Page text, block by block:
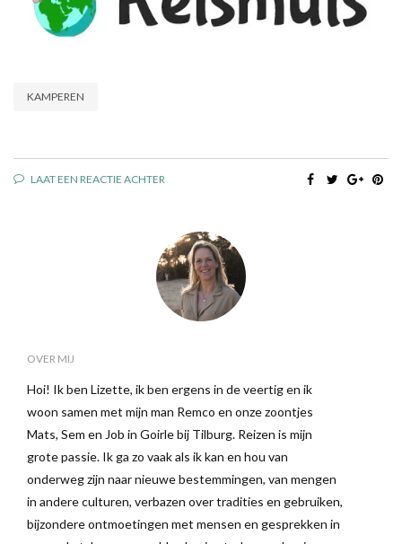
KAMPEREN
LAAT EEN REACTIE ACHTER
OVER MIJ
Hoi! Ik ben Lizette, ik ben ergens in de veertig en ik
woon samen met mijn man Remco en onze zoontjes
Mats, Sem en Job in Goirle bij Tilburg. Reizen is mijn
grote passie. Ik ga zo vaak als ik kan en hou van
onderweg zijn naar nieuwe bestemmingen, van mengen
in andere culturen, verbazen over tradities en gebruiken,
bijzondere ontmoetingen met mensen en gesprekken in